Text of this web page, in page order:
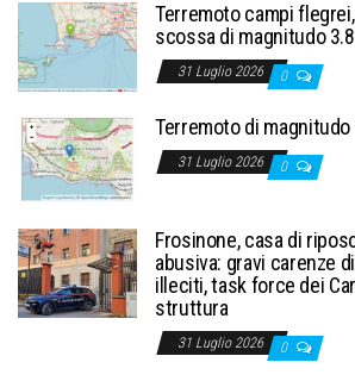
Terremoto campi
scossa di magnitudo 3.8
31 Luglio 2026 0
Terremoto di
31 Luglio 2026 0
Frosinone, casa di
abusiva: gravi carenze
illeciti, task force dei
struttura
31 Luglio 2026 0